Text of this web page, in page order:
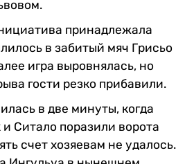
принадлежала
в забитый мяч Грисьо
игра выровнялась, но
гости резко прибавили.
в две минуты, когда
Ситало поразили ворота
счет хозяевам не удалось.